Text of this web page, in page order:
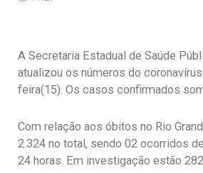
A Secretaria Estadual de Saúde
atualizou os números do
feira(15). Os casos confirmados
Com relação aos óbitos no Rio
2.324 no total, sendo 02 ocorridos
24 horas. Em investigação estão